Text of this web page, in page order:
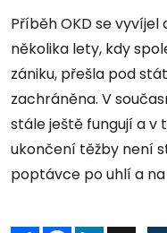
Příběh OKD se
několika lety, kdy
zániku, přešla pod
zachráněna. V
stále ještě fungují a
ukončení těžby není
poptávce po uhlí a